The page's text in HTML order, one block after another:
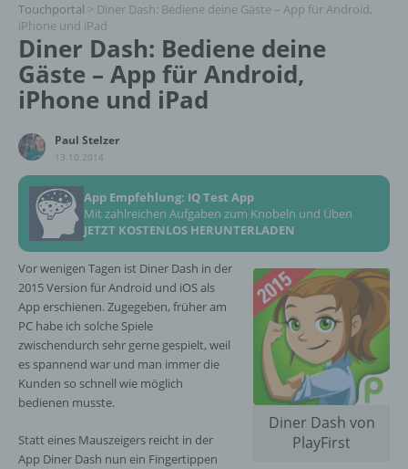
Touchportal > Diner Dash: Bediene deine Gäste – App für Android,
iPhone und iPad
Diner Dash: Bediene deine
Gäste – App für Android,
iPhone und iPad
Paul Stelzer
13.10.2014
App Empfehlung: IQ Test App
Mit zahlreichen Aufgaben zum Knobeln und Üben
JETZT KOSTENLOS HERUNTERLADEN
Diner Dash von
PlayFirst
Vor wenigen Tagen ist Diner Dash in der
2015 Version für Android und iOS als
App erschienen. Zugegeben, früher am
PC habe ich solche Spiele
zwischendurch sehr gerne gespielt, weil
es spannend war und man immer die
Kunden so schnell wie möglich
bedienen musste.
Statt eines Mauszeigers reicht in der
App Diner Dash nun ein Fingertippen